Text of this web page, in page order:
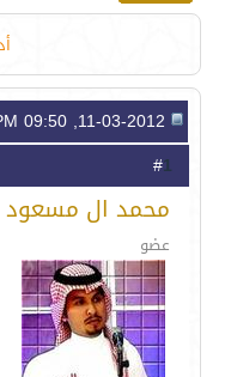
1
محمد ال مسعود
عضو